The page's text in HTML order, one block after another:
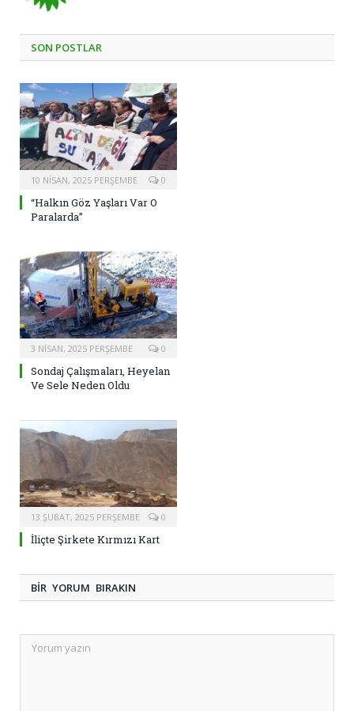
SON POSTLAR
10 NISAN, 2025 PERŞEMBE 0
“Halkın Göz Yaşları Var O
Paralarda”
3 NISAN, 2025 PERŞEMBE 0
Sondaj Çalışmaları, Heyelan
Ve Sele Neden Oldu
13 ŞUBAT, 2025 PERŞEMBE 0
İliçte Şirkete Kırmızı Kart
BIR YORUM BIRAKIN